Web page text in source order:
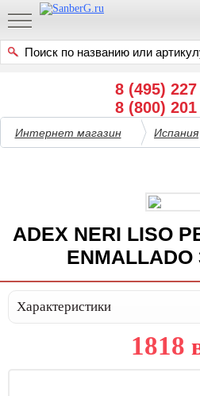
8 (495)
8 (800)
Интернет магазин Испания
ADEX NERI LISO
ENMALLADO
Характеристики
1818